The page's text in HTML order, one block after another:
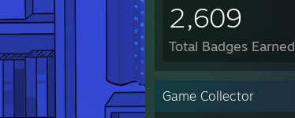
2,609
Total Badges Earned
Game Collector